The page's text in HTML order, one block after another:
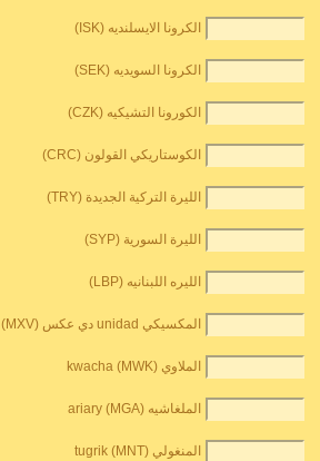
الكرونا الايسلنديه (ISK)
الكرونا السويديه (SEK)
الكورونا التشيكيه (CZK)
الكوستاريكي القولون (CRC)
الليرة التركية الجديدة (TRY)
الليرة السورية (SYP)
الليره اللبنانيه (LBP)
المكسيكي unidad دي عكس (MXV)
الملاوي kwacha (MWK)
الملغاشيه ariary (MGA)
المنغولي tugrik (MNT)